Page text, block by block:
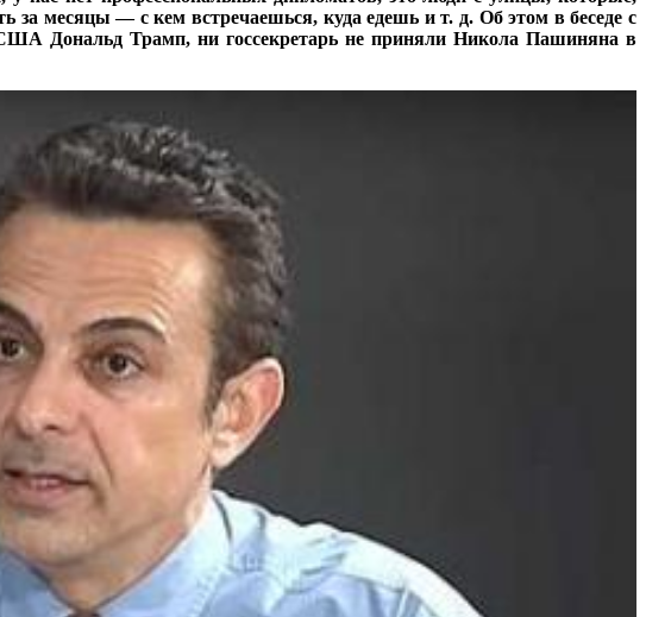
за месяцы — с кем встречаешься, куда едешь и т. д. Об этом в беседе с
Дональд Трамп, ни госсекретарь не приняли Никола Пашиняна в